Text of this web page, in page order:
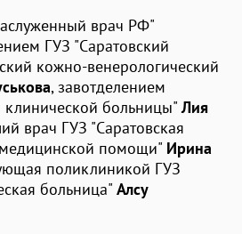
врач РФ"
ГУЗ "Саратовский
кожно-венерологический
, завотделением
клинической больницы" Лия
врач ГУЗ "Саратовская
помощи" Ирина
поликлиникой ГУЗ
больница" Алсу